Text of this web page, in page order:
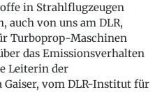
in Strahlflugzeugen
auch von uns am DLR,
Turboprop-Maschinen
das Emissionsverhalten
Leiterin der
Gaiser, vom DLR-Institut für